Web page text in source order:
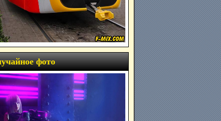
фото